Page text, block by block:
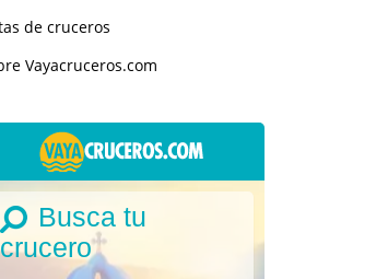
de cruceros
Vayacruceros.com
Busca tu
crucero